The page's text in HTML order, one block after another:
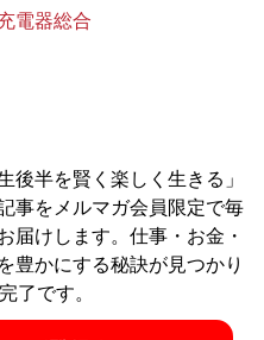
電器総合
後半を賢く楽しく生きる」
事をメルマガ会員限定で毎
届けします。仕事・お金・
豊かにする秘訣が見つかり
了です。